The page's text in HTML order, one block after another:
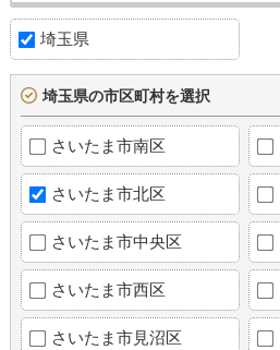
埼玉県
埼玉県の市区町村を選択
さいたま市南区
さいたま市北区
さいたま市中央区
さいたま市西区
さいたま市見沼区